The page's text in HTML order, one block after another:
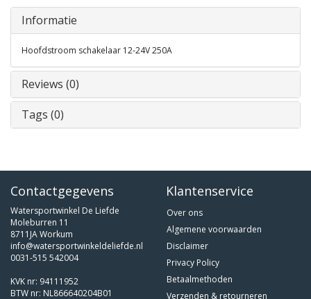
Informatie
Hoofdstroom schakelaar 12-24V 250A
Reviews (0)
Tags (0)
Contactgegevens
Watersportwinkel De Liefde
Moleburren 11
8711JA Workum
info@watersportwinkeldeliefde.nl
0031-515 542004
KVK nr: 94111952
BTW nr: NL866640204B01
Klantenservice
Over ons
Algemene voorwaarden
Disclaimer
Privacy Policy
Betaalmethoden
Verzenden & retourneren